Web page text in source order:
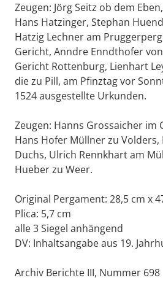
Zeugen: Jörg Seitz ob dem
Hans Hatzinger, Stephan
Hatzig Lechner am
Gericht, Anndre Enndthofer
Gericht Rottenburg, Lienhart
die zu Pill, am Pfinztag vor
1524 ausgestellte Urkunden.
Zeugen: Hanns Grossaicher im
Hans Hofer Müllner zu
Duchs, Ulrich Rennkhart am
Hueber zu Weer.
Original Pergament: 28,5 cm x
Plica: 5,7 cm
alle 3 Siegel anhängend
DV: Inhaltsangabe aus 19.
Archiv Berichte III, Nummer 698